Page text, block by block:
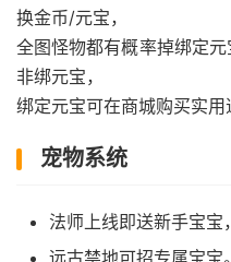
换金币/元宝，
全图怪物都有概率掉绑定
非绑元宝，
绑定元宝可在商城购买实用
宠物系统
法师上线即送新手宝宝
远古禁地可招专属宝宝。